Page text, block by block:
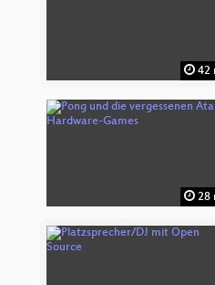
42
28